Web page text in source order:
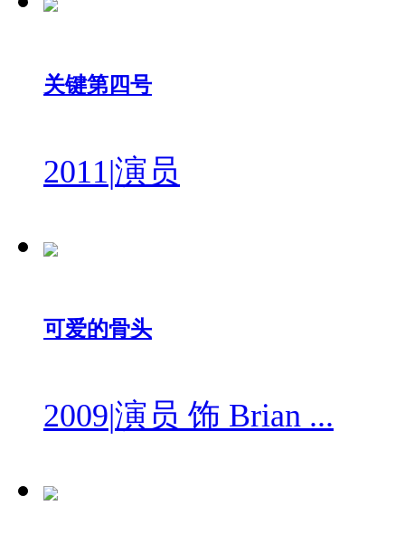
关键第四号
2011|演员
可爱的骨头
2009|演员 饰 Brian ...